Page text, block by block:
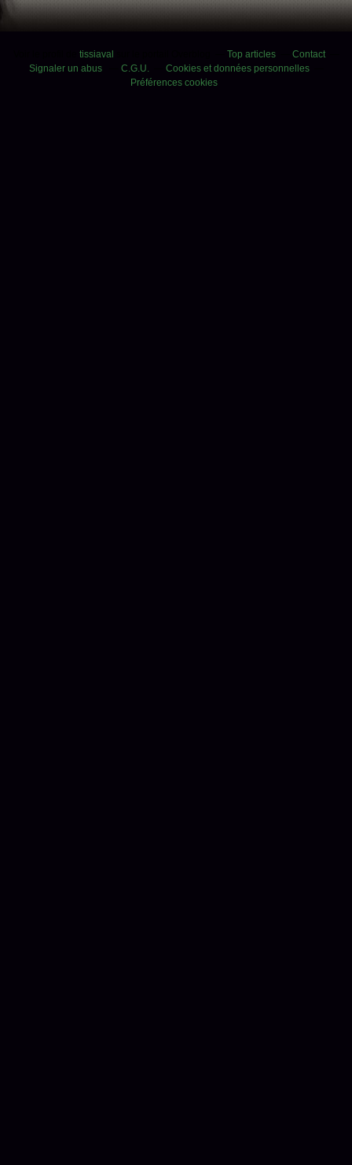
tissiaval Top articles
Contact
Signaler un abus
C.G.U.
Cookies et données personnelles
Préférences cookies